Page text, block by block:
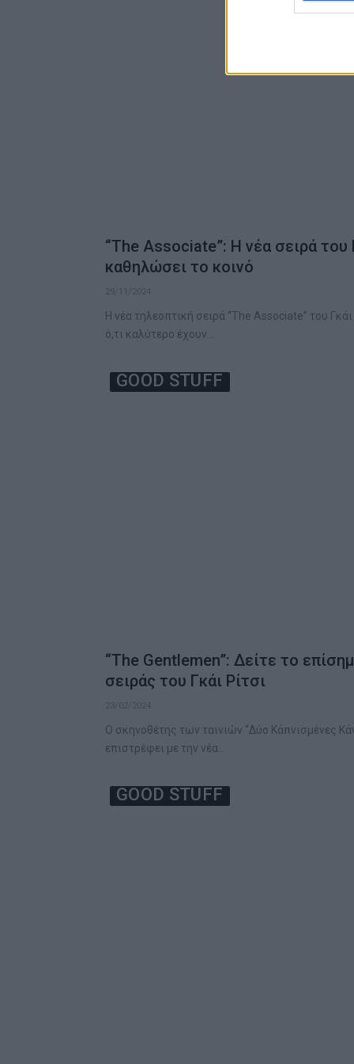
“The Associate”: Η νέα σειρά του
καθηλώσει το κοινό
29/11/2024
Η νέα τηλεοπτική σειρά “The Associate” του
ό,τι καλύτερο έχουν…
GOOD STUFF
“The Gentlemen”: Δείτε το
σειράς του Γκάι Ρίτσι
23/02/2024
Ο σκηνοθέτης των ταινιών “Δύο Κάπνισμένες
επιστρέφει με την νέα…
GOOD STUFF